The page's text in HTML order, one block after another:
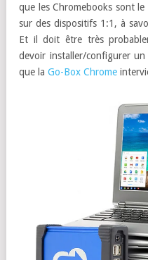
que les Chromebooks sont le
sur des dispositifs 1:1, à
Et il doit être très
devoir installer/configurer un
que la Go-Box Chrome